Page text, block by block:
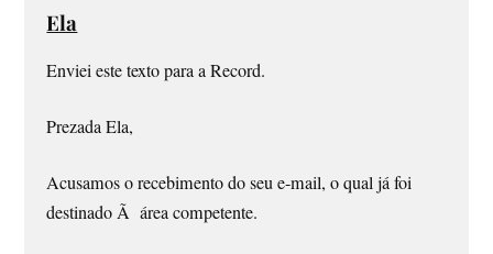
Ela
Enviei este texto para a Record.
Prezada Ela,
Acusamos o recebimento do seu e-mail, o qual já foi
destinado Ã área competente.